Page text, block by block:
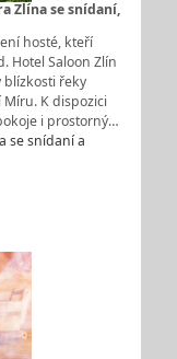
Zlína se snídaní,
hosté, kteří
Hotel Saloon Zlín
blízkosti řeky
K dispozici
i prostorný…
se snídaní a